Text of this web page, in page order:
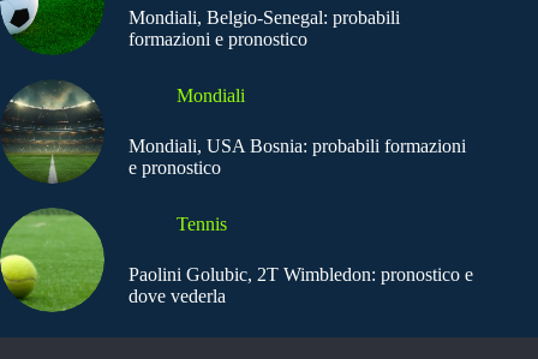
Mondiali, Belgio-Senegal: probabili
formazioni e pronostico
Mondiali
Mondiali, USA Bosnia: probabili formazioni
e pronostico
Tennis
Paolini Golubic, 2T Wimbledon: pronostico e
dove vederla